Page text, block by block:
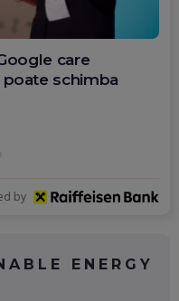
care
schimba
by
ENERGY